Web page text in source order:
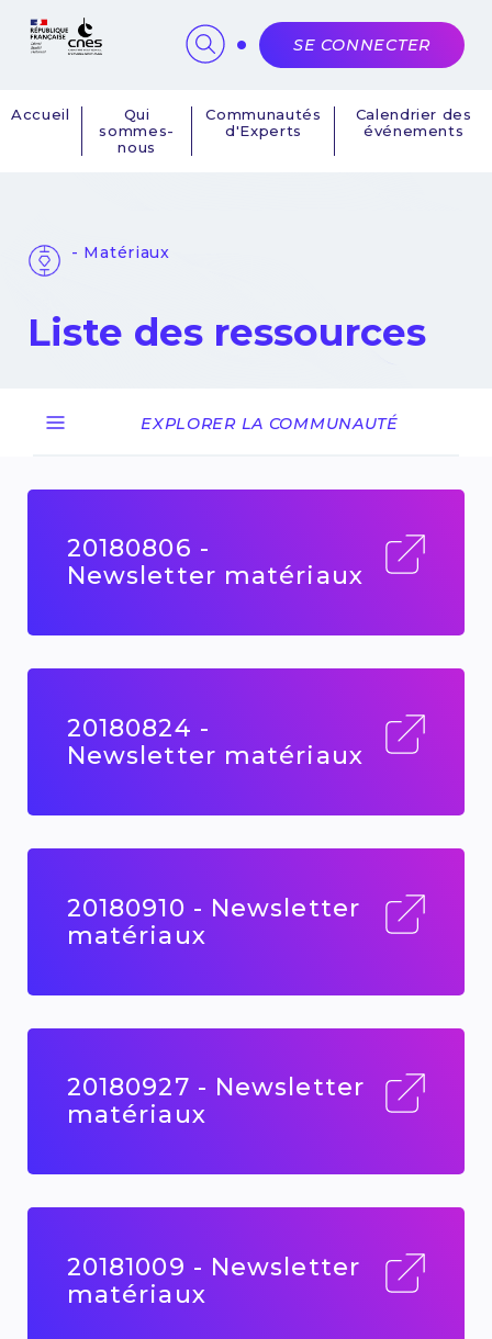
Navigation
Accueil
Qui
sommes-
nous
Communautés
d'Experts
Calendrier des
événements
SE CONNECTER
- Matériaux
Liste des ressources
EXPLORER LA COMMUNAUTÉ
20180806 -
Newsletter matériaux
20180824 -
Newsletter matériaux
20180910 - Newsletter
matériaux
20180927 - Newsletter
matériaux
20181009 - Newsletter
matériaux